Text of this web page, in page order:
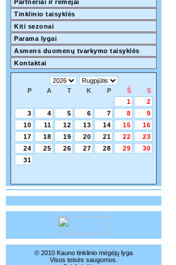
Partneriai ir rėmėjai
Tinklinio taisyklės
Kiti sezonai
Parama lygai
Asmens duomenų tvarkymo taisyklės
Kontaktai
P A T K P Š
S
1
2
3
4 5 6 7 8
9
10
11 12 13 14 15
16
17
18 19 20 21 22
23
24
25 26 27 28 29
30
31
© 2010 Kauno tinklinio mėgėjų lyga
Visos teisės saugomos.